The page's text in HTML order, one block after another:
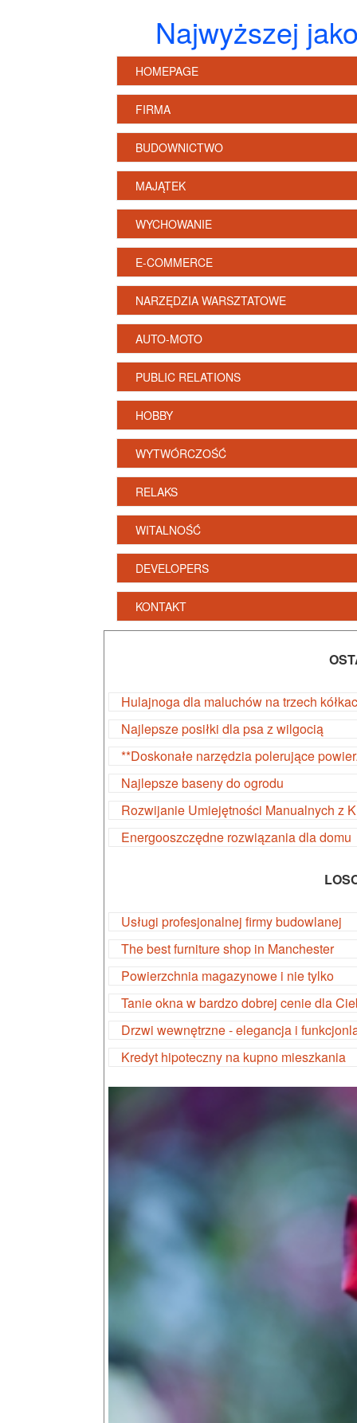
Najwyższej
HOMEPAGE
FIRMA
BUDOWNICTWO
MAJĄTEK
WYCHOWANIE
E-COMMERCE
NARZĘDZIA WARSZTATOWE
AUTO-MOTO
PUBLIC RELATIONS
HOBBY
WYTWÓRCZOŚĆ
RELAKS
WITALNOŚĆ
DEVELOPERS
KONTAKT
Hulajnoga dla maluchów na trzech
Najlepsze posiłki dla psa z wilgocią
**Doskonałe narzędzia polerujące
Najlepsze baseny do ogrodu
Rozwijanie Umiejętności Manualnych z
Energooszczędne rozwiązania dla domu
Usługi profesjonalnej firmy budowlanej
The best furniture shop in Manchester
Powierzchnia magazynowe i nie tylko
Tanie okna w bardzo dobrej cenie dla
Drzwi wewnętrzne - elegancja i
Kredyt hipoteczny na kupno mieszkania